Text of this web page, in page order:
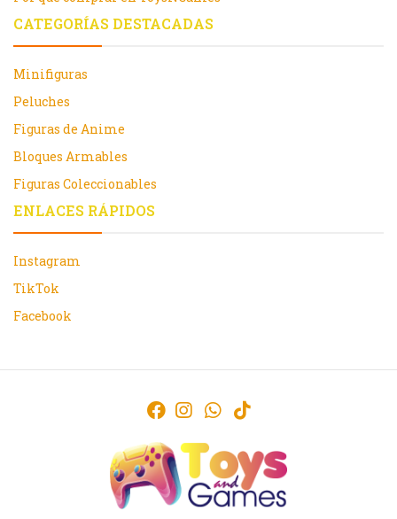
CATEGORÍAS DESTACADAS
Minifiguras
Peluches
Figuras de Anime
Bloques Armables
Figuras Coleccionables
ENLACES RÁPIDOS
Instagram
TikTok
Facebook